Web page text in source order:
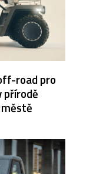
road pro
přírodě